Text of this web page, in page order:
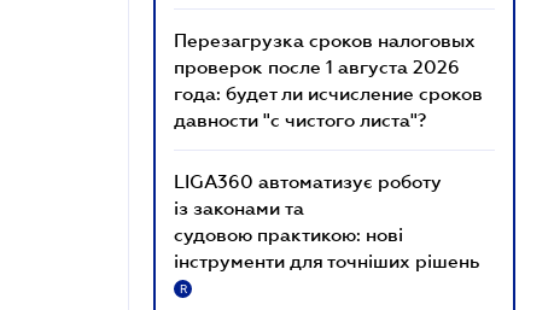
Перезагрузка сроков налоговых
проверок после 1 августа 2026
года: будет ли исчисление сроков
давности "с чистого листа"?
LIGA360 автоматизує роботу
із законами та
судовою практикою: нові
інструменти для точніших рішень
R